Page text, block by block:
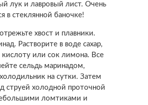
лук и лавровый лист. Очень
в стеклянной баночке!
хвост и плавники.
Растворите в воде сахар,
или сок лимона. Все
сельдь маринадом,
на сутки. Затем
струей холодной проточной
ломтиками и